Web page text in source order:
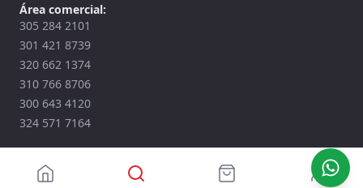
Área comercial:
305 284 2101
301 421 8739
320 662 1374
310 766 8706
300 643 4120
324 571 7164